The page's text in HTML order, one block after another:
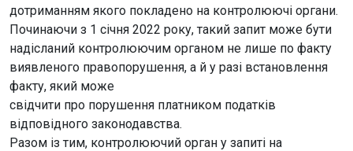
дотриманням якого покладено на контролюючі органи.
Починаючи з 1 січня 2022 року, такий запит може бути
надісланий контролюючим органом не лише по факту
виявленого правопорушення, а й у разі встановлення
факту, який може
свідчити про порушення платником податків
відповідного законодавства.
Разом із тим, контролюючий орган у запиті на